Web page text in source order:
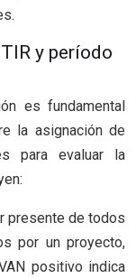
y período
es fundamental
la asignación de
para evaluar la
presente de todos
por un proyecto,
positivo indica